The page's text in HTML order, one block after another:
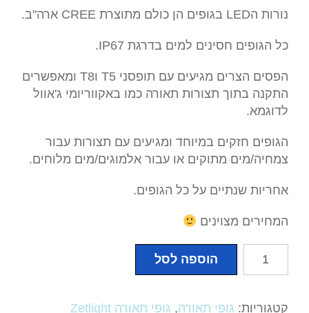
נורות הLED בגופים הן כולם מתוצרת CREE ארה"ב.
כל הגופים חסינים למים בדרגת IP67.
הפסים הצרים מגיעים עם תופסני T5 וT8 ומאפשרים
התקנה בתוך תצורות תאורה כמו באקווריומי ג'אוול
לדוגמא.
הגופים חזקים במיוחד ומגיעים עם תצורות עבור
צמחיה/מים מתוקים או עבור אלמוגים/מים מלוחים.
אחריות שנתיים על כל הגופים.
המחירים מצוינים
תאורה
הוספה לסל
קטגוריות: גופי תאורה, גופי תאורה Zetlight